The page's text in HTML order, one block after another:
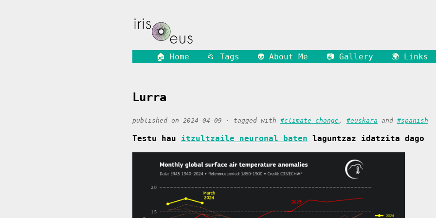
🏠 Home 📂 Tags 👽 About Me 📷 Gallery 🌍 Links
Lurra
published on 2024-04-09 · tagged with #climate change, #euskara and #spanish
Testu hau itzultzaile neuronal baten laguntzaz idatzita dago